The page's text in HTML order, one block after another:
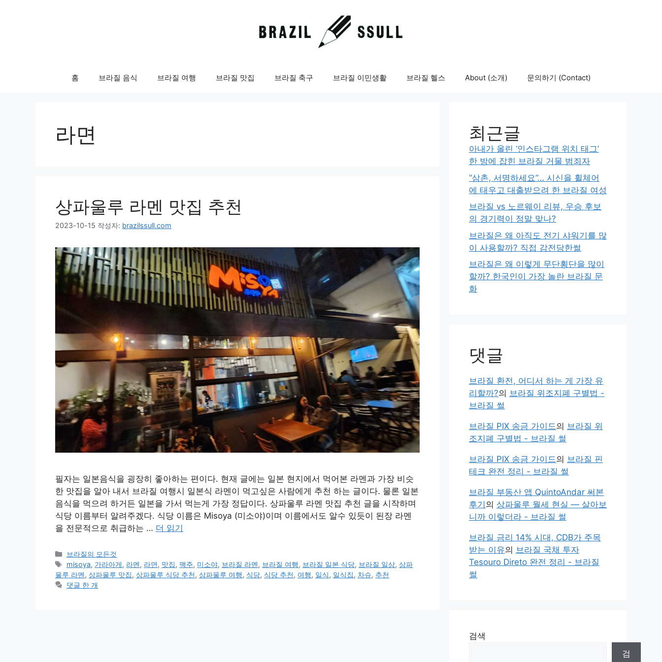
홈 브라질 음식 브라질 여행 브라질 맛집 브라질 축구 브라질 이민생활 브라질 헬스 About (소개) 문의하기 (Contact)
라면
상파울루 라멘 맛집 추천
2023-10-15 작성자: brazilssull.com
필자는 일본음식을 굉장히 좋아하는 편이다. 현재 글에는 일본 현지에서 먹어본 라멘과 가장 비슷
한 맛집을 알아 내서 브라질 여행시 일본식 라멘이 먹고싶은 사람에게 추천 하는 글이다. 물론 일본
음식을 먹으려 하거든 일본을 가서 먹는게 가장 정답이다. 상파울루 라멘 맛집 추천 글을 시작하며
식당 이름부터 알려주겠다. 식당 이름은 Misoya (미소야)이며 이름에서도 알수 있듯이 된장 라멘
을 전문적으로 취급하는 … 더 읽기
카
테
고
리
브라질의 모든것
태
그
misoya, 가라아게, 라멘, 라면, 맛집, 맥주, 미소야, 브라질 라멘, 브라질 여행, 브라질 일본 식당, 브라질 일상,상파
울루 라멘, 상파울루 맛집, 상파울루 식당 추천, 상파울루 여행, 식당, 식당 추천, 여행, 일식, 일식집, 차슈, 추천
댓글 한 개
최근글
아내가 올린 ‘인스타그램 위치 태그’
한 방에 잡힌 브라질 거물 범죄자
“삼촌, 서명하세요”… 시신을 휠체어
에 태우고 대출받으려 한 브라질 여성
브라질 vs 노르웨이 리뷰, 우승 후보
의 경기력이 정말 맞나?
브라질은 왜 아직도 전기 샤워기를 많
이 사용할까? 직접 감전당한썰
브라질은 왜 이렇게 무단횡단을 많이
할까? 한국인이 가장 놀란 브라질 문
화
댓글
브라질 환전, 어디서 하는 게 가장 유
리할까?의 브라질 위조지폐 구별법 -
브라질 썰
브라질 PIX 송금 가이드의 브라질 위
조지폐 구별법 - 브라질 썰
브라질 PIX 송금 가이드의 브라질 핀
테크 완전 정리 - 브라질 썰
브라질 부동산 앱 QuintoAndar 써본
후기 의 상파울루 월세 현실 — 살아보
니까 이렇더라 - 브라질 썰
브라질 금리 14% 시대, CDB가 주목
받는 이유의 브라질 국채 투자
Tesouro Direto 완전 정리 - 브라질
썰
검색
검